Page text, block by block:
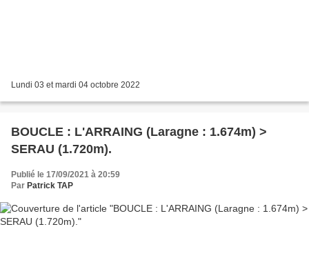
Lundi 03 et mardi 04 octobre 2022
BOUCLE : L'ARRAING (Laragne : 1.674m) >
SERAU (1.720m).
Publié le 17/09/2021 à 20:59
Par Patrick TAP